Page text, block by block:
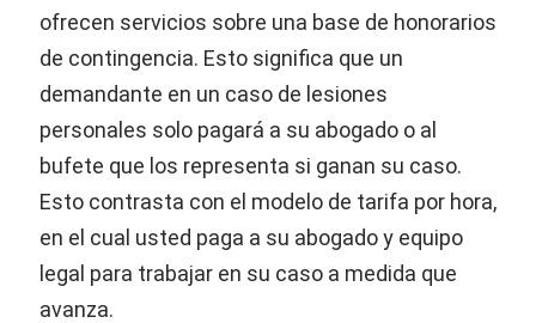
ofrecen servicios sobre una base de honorarios
de contingencia. Esto significa que un
demandante en un caso de lesiones
personales solo pagará a su abogado o al
bufete que los representa si ganan su caso.
Esto contrasta con el modelo de tarifa por hora,
en el cual usted paga a su abogado y equipo
legal para trabajar en su caso a medida que
avanza.